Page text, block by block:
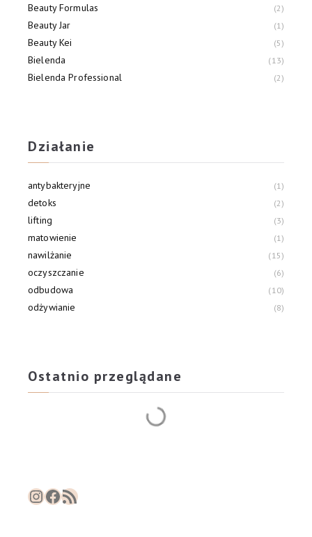
Beauty Formulas 2
Beauty Jar 1
Beauty Kei 5
Bielenda 13
Bielenda Professional 2
Działanie
antybakteryjne 1
detoks 2
lifting 3
matowienie 1
nawilżanie 15
oczyszczanie 6
odbudowa 10
odżywianie 8
Ostatnio przeglądane
InstagramFacebook RSS Feed